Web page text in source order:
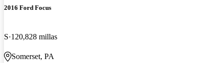
2016 Ford Focus
S 120,828 millas
Somerset, PA